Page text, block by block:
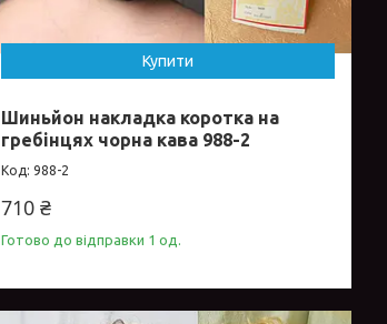
Купити
Шиньйон накладка коротка на
гребінцях чорна кава 988-2
988-2
710 ₴
Готово до відправки 1 од.